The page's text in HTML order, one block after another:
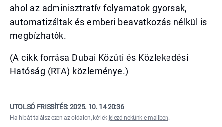
ahol az adminisztratív folyamatok gyorsak,
automatizáltak és emberi beavatkozás nélkül is
megbízhatók.
(A cikk forrása Dubai Közúti és Közlekedési
Hatóság (RTA) közleménye.)
UTOLSÓ FRISSÍTÉS:2025. 10. 14 20:36
Ha hibát találsz ezen az oldalon, kérlek jelezd nekünk e-mailben.